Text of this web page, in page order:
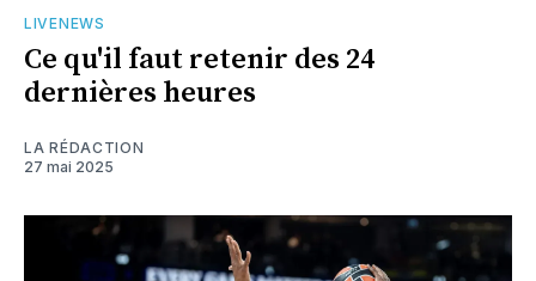
LIVENEWS
Ce qu'il faut retenir des 24
dernières heures
LA RÉDACTION
27 mai 2025